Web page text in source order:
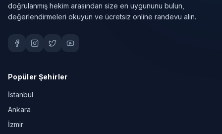
doğrulanmış hekim arasından size en uygununu bulun,
değerlendirmeleri okuyun ve ücretsiz online randevu alın.
Popüler Şehirler
İstanbul
Ankara
İzmir